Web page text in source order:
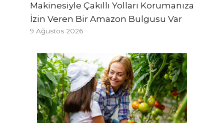
Makinesiyle Çakıllı Yolları Korumanıza
İzin Veren Bir Amazon Bulgusu Var
9 Ağustos 2026